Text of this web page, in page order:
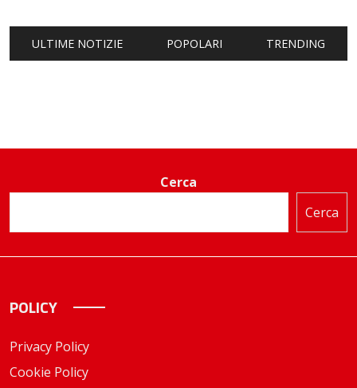
ULTIME NOTIZIE POPOLARI TRENDING
Cerca
Cerca
POLICY
Privacy Policy
Cookie Policy